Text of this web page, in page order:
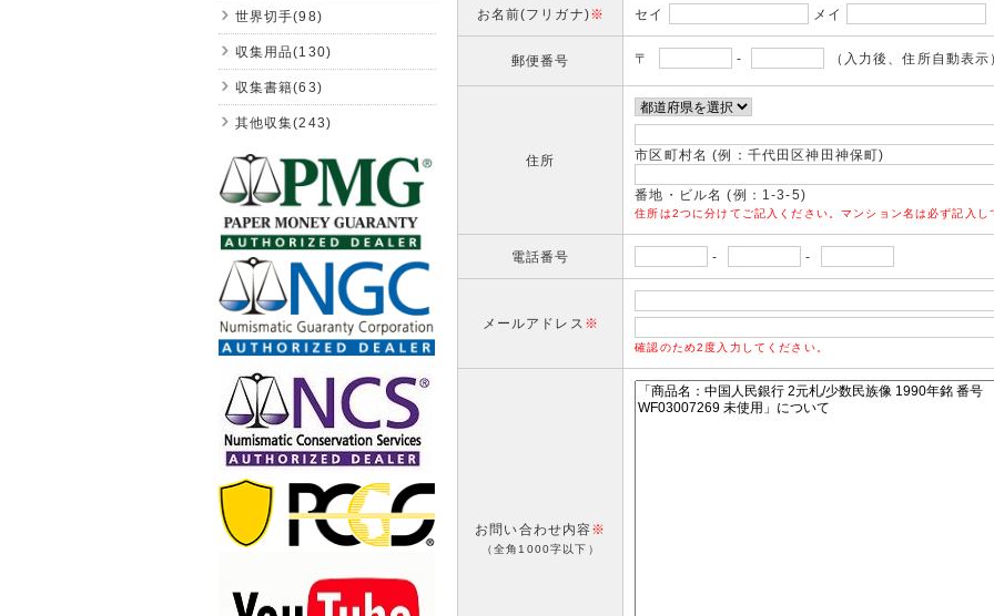
お名前(フリガナ)※ セイ メイ
郵便番号 〒 - （入力後、住所自動表示
住所 市区町村名 (例：千代田区神田神保町)
番地・ビル名 (例：1-3-5)
住所は2つに分けてご記入ください。マンション名は必ず記入し
電話番号 - -
メールアドレス ※
確認のため2度入力してください。
お問い合わせ内容※
（全角1000字以下）
世界切手(98)
収集用品(130)
収集書籍(63)
其他収集(243)